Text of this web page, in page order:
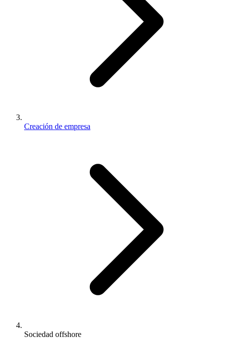
Creación de empresa
Sociedad offshore